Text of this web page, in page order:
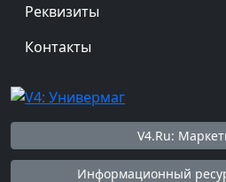
Реквизиты
Контакты
V4.Ru:
Информационный